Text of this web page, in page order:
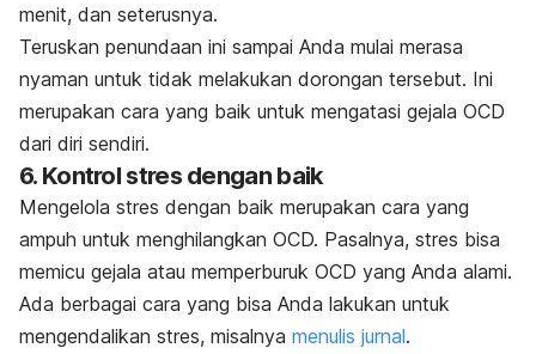
menit, dan seterusnya.
Teruskan penundaan ini sampai Anda mulai merasa
nyaman untuk tidak melakukan dorongan tersebut. Ini
merupakan cara yang baik untuk mengatasi gejala OCD
dari diri sendiri.
6. Kontrol stres dengan baik
Mengelola stres dengan baik merupakan cara yang
ampuh untuk menghilangkan OCD. Pasalnya, stres bisa
memicu gejala atau memperburuk OCD yang Anda alami.
Ada berbagai cara yang bisa Anda lakukan untuk
mengendalikan stres, misalnya menulis jurnal.